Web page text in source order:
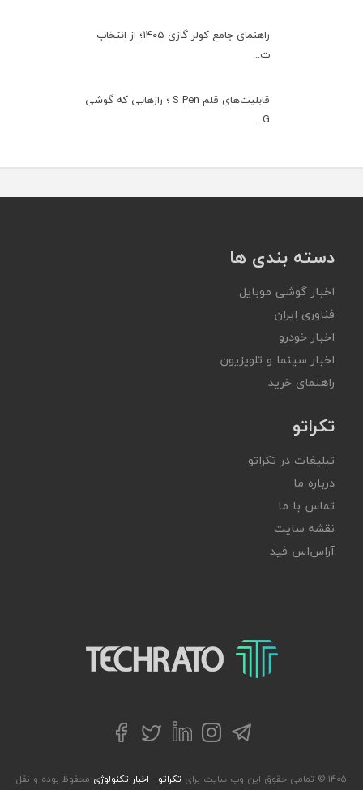
راهنمای جامع کولر گازی ۱۴۰۵؛ از انتخاب
ت...
قابلیت‌های قلم S Pen ؛ رازهایی که گوشی
G...
دسته بندی ها
اخبار گوشی موبایل
فناوری ایران
اخبار خودرو
اخبار سینما و تلویزیون
راهنمای خرید
تکراتو
تبلیغات در تکراتو
درباره ما
تماس با ما
نقشه سایت
آر‌اس‌اس فید
تکراتو – زندگی با تکنولوژی
تلگراماینستاگرام
لینکداینتوییترفیسبوک
۱۴۰۵ © تمامی حقوق این وب سایت برای تکراتو - اخبار تکنولوژی محفوظ بوده و نقل